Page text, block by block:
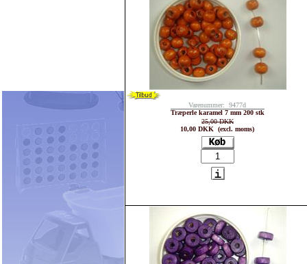
Varenummer: 9477d
Træperle karamel 7 mm 200 stk
25,00 DKK
10,00 DKK (excl. moms)